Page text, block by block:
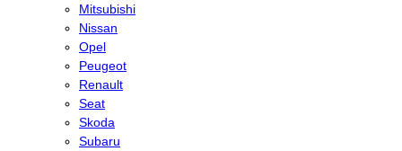
Mitsubishi
Nissan
Opel
Peugeot
Renault
Seat
Skoda
Subaru